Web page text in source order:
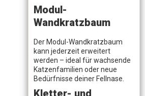
Modul-
Wandkratzbaum
Der Modul-Wandkratzbaum
kann jederzeit erweitert
werden – ideal für wachsende
Katzenfamilien oder neue
Bedürfnisse deiner Fellnase.